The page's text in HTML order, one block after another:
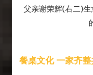
父亲谢荣辉(右二)
餐桌文化 一家齐